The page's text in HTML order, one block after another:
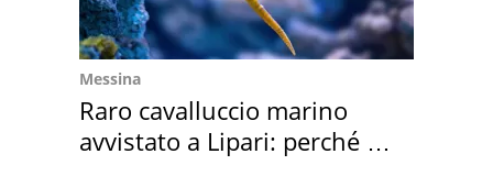
Messina
Raro cavalluccio marino
avvistato a Lipari: perché è